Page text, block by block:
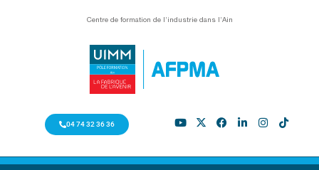
Centre de formation de l’industrie dans l’Ain
04 74 32 36 36